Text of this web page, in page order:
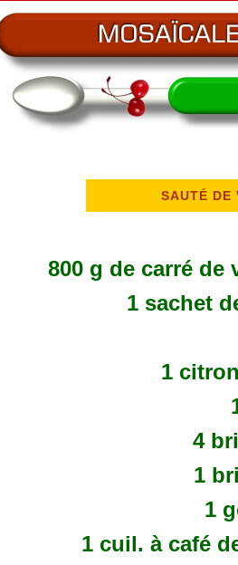
SAUTÉ DE
800 g de carré de
1 sachet
1
4
1
1
1 cuil. à café